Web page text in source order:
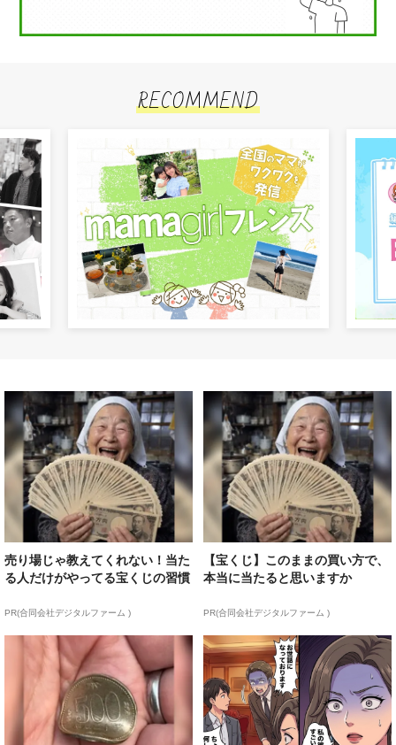
RECOMMEND
売り場じゃ教えてくれない！当た
る人だけがやってる宝くじの習慣
PR(合同会社デジタルファーム )
【宝くじ】このままの買い方で、
本当に当たると思いますか
PR(合同会社デジタルファーム )